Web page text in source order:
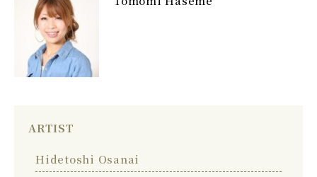
ARTIST
Hidetoshi Osanai